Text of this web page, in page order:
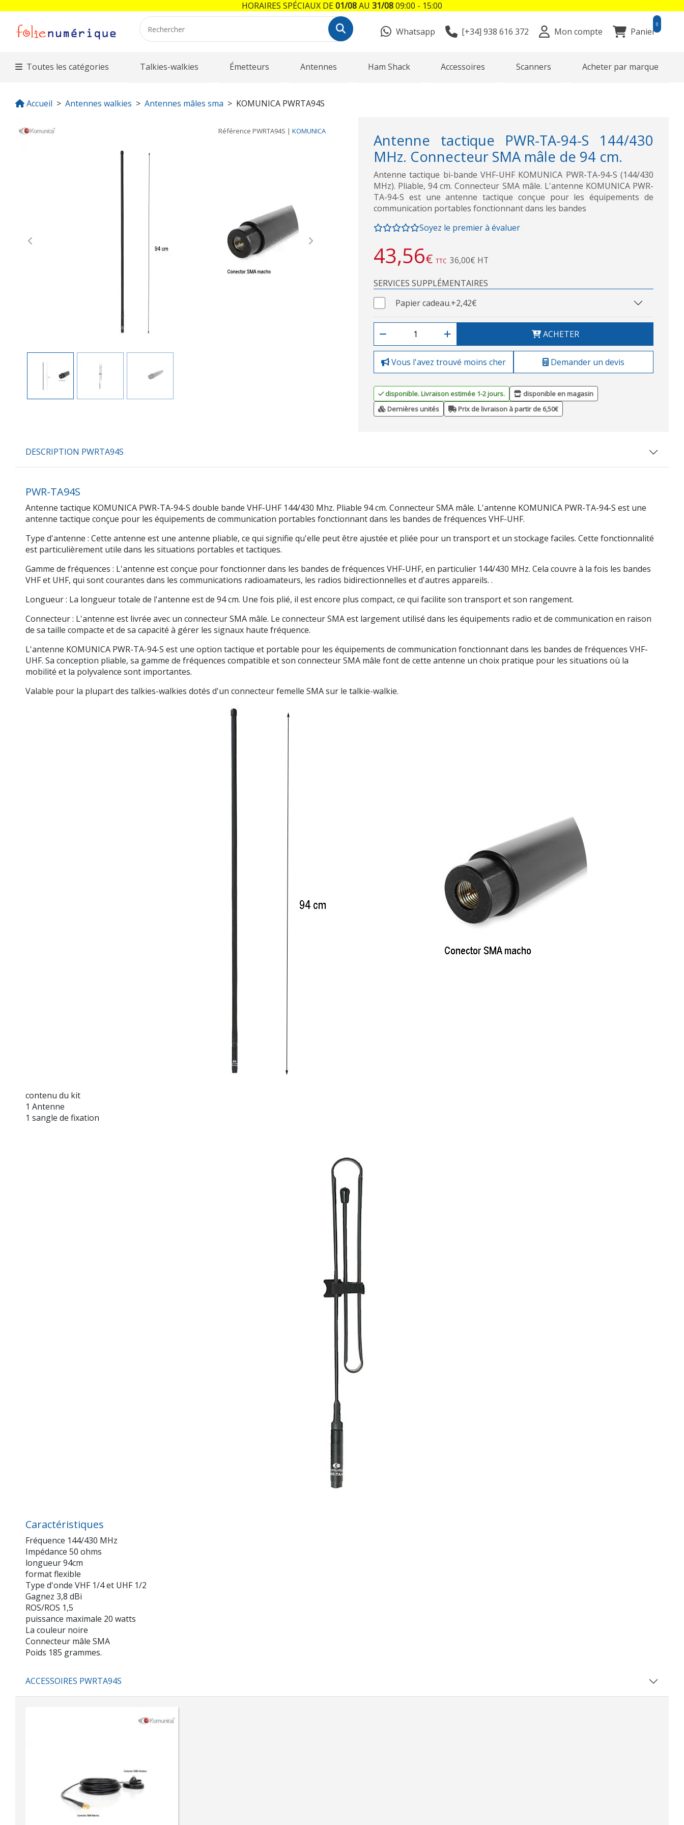
Whatsapp [+34] 938 616 372 Mon compte Panier
0
Toutes les catégories Talkies-walkies Émetteurs Antennes Ham Shack Accessoires Scanners Acheter par marque
Accueil Antennes walkies Antennes mâles sma KOMUNICA PWRTA94S
Référence PWRTA94S | KOMUNICA
Previous Next
Antenne tactique PWR-TA-94-S 144/430
MHz. Connecteur SMA mâle de 94 cm.
Antenne tactique bi-bande VHF-UHF KOMUNICA PWR-TA-94-S (144/430
MHz). Pliable, 94 cm. Connecteur SMA mâle. L'antenne KOMUNICA PWR-
TA-94-S est une antenne tactique conçue pour les équipements de
communication portables fonctionnant dans les bandes
Soyez le premier à évaluer
43,56€ TTC 36,00€ HT
SERVICES SUPPLÉMENTAIRES
Papier cadeau.+2,42€
ACHETER
Vous l'avez trouvé moins cher Demander un devis
disponible. Livraison estimée 1-2 jours.
disponible en magasin
Dernières unités
Prix de livraison à partir de 6,50€
DESCRIPTION PWRTA94S
PWR-TA94S
Antenne tactique KOMUNICA PWR-TA-94-S double bande VHF-UHF 144/430 Mhz. Pliable 94 cm. Connecteur SMA mâle. L'antenne KOMUNICA PWR-TA-94-S est une
antenne tactique conçue pour les équipements de communication portables fonctionnant dans les bandes de fréquences VHF-UHF.
Type d'antenne : Cette antenne est une antenne pliable, ce qui signifie qu'elle peut être ajustée et pliée pour un transport et un stockage faciles. Cette fonctionnalité
est particulièrement utile dans les situations portables et tactiques.
Gamme de fréquences : L'antenne est conçue pour fonctionner dans les bandes de fréquences VHF-UHF, en particulier 144/430 MHz. Cela couvre à la fois les bandes
VHF et UHF, qui sont courantes dans les communications radioamateurs, les radios bidirectionnelles et d'autres appareils. .
Longueur : La longueur totale de l'antenne est de 94 cm. Une fois plié, il est encore plus compact, ce qui facilite son transport et son rangement.
Connecteur : L'antenne est livrée avec un connecteur SMA mâle. Le connecteur SMA est largement utilisé dans les équipements radio et de communication en raison
de sa taille compacte et de sa capacité à gérer les signaux haute fréquence.
L'antenne KOMUNICA PWR-TA-94-S est une option tactique et portable pour les équipements de communication fonctionnant dans les bandes de fréquences VHF-
UHF. Sa conception pliable, sa gamme de fréquences compatible et son connecteur SMA mâle font de cette antenne un choix pratique pour les situations où la
mobilité et la polyvalence sont importantes.
Valable pour la plupart des talkies-walkies dotés d'un connecteur femelle SMA sur le talkie-walkie.
contenu du kit
1 Antenne
1 sangle de fixation
Caractéristiques
Fréquence 144/430 MHz
Impédance 50 ohms
longueur 94cm
format flexible
Type d'onde VHF 1/4 et UHF 1/2
Gagnez 3,8 dBi
ROS/ROS 1,5
puissance maximale 20 watts
La couleur noire
Connecteur mâle SMA
Poids 185 grammes.
ACCESSOIRES PWRTA94S
HORAIRES SPÉCIAUX DE01/08AU 31/0809:00 - 15:00